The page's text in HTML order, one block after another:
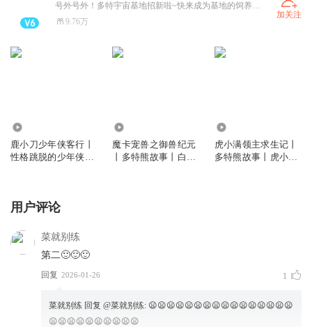
号外号外！多特宇宙基地招新啦~快来成为基地的饲养员，投喂多特熊吧！（卫星小红薯同名哦~）
9.76万
加关注
鹿小刀少年侠客行丨
性格跳脱的少年侠客
魔卡宠兽之御兽纪元
丨多特熊故事丨白小
虎小满领主求生记丨
多特熊故事丨虎小满
用户评论
菜就别练
第二🙂🙂🙂
回复 2026-01-26 1
菜就别练 回复 @菜就别练: 😦😦😦😦😦😦😦😦😦😦😦😦😦😦😦😦
😦😦😦😦😦😦😦😦😦😦